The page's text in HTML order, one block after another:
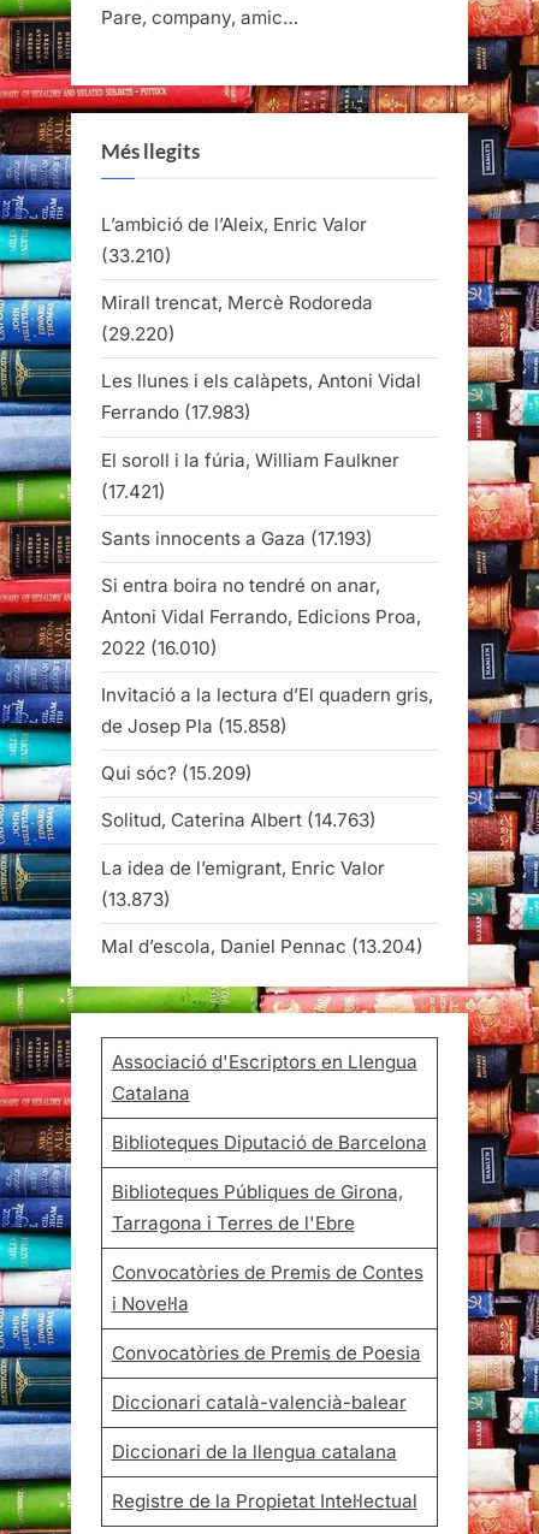
Pare, company, amic…
Més llegits
L’ambició de l’Aleix, Enric Valor
(33.210)
Mirall trencat, Mercè Rodoreda
(29.220)
Les llunes i els calàpets, Antoni Vidal
Ferrando (17.983)
El soroll i la fúria, William Faulkner
(17.421)
Sants innocents a Gaza (17.193)
Si entra boira no tendré on anar,
Antoni Vidal Ferrando, Edicions Proa,
2022 (16.010)
Invitació a la lectura d’El quadern gris,
de Josep Pla (15.858)
Qui sóc? (15.209)
Solitud, Caterina Albert (14.763)
La idea de l’emigrant, Enric Valor
(13.873)
Mal d’escola, Daniel Pennac (13.204)
Associació d'Escriptors en Llengua
Catalana
Biblioteques Diputació de Barcelona
Biblioteques Públiques de Girona,
Tarragona i Terres de l'Ebre
Convocatòries de Premis de Contes
i Novel·la
Convocatòries de Premis de Poesia
Diccionari català-valencià-balear
Diccionari de la llengua catalana
Registre de la Propietat Intel·lectual